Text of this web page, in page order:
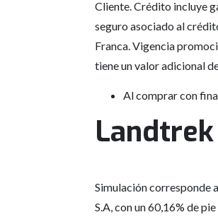
Cliente. Crédito incluye
seguro asociado al
Franca. Vigencia
tiene un valor adicional
Al comprar con
Landtrek
Simulación corresponde
S.A, con un 60,16% de